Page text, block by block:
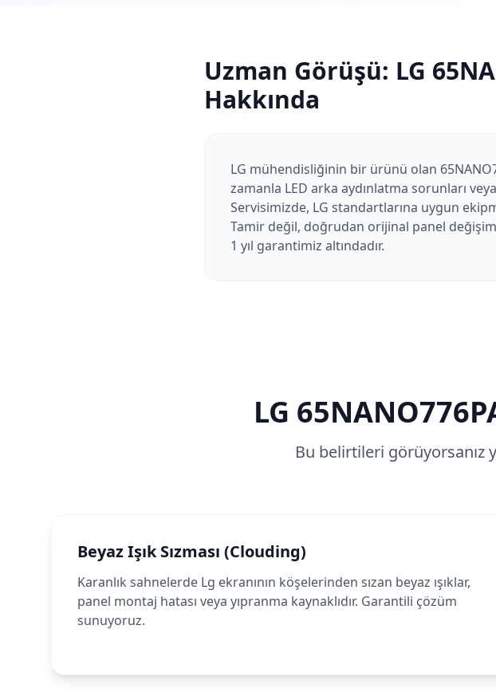
Uzman Görüşü: LG
Hakkında
LG mühendisliğinin bir ürünü olan
zamanla LED arka aydınlatma sorunları
Servisimizde, LG standartlarına uygun
Tamir değil, doğrudan orijinal panel
1 yıl garantimiz altındadır.
LG
Bu belirtileri görüyorsanız
Beyaz Işık Sızması (Clouding)
Karanlık sahnelerde Lg ekranının köşelerinden sızan beyaz ışıklar,
panel montaj hatası veya yıpranma kaynaklıdır. Garantili çözüm
sunuyoruz.